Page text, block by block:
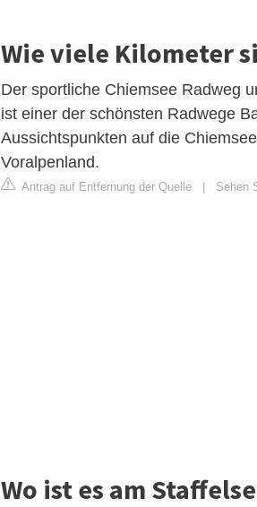
Wie viele Kilometer
Der sportliche Chiemsee Radweg
ist einer der schönsten Radwege
Aussichtspunkten auf die
Voralpenland.
Antrag auf Entfernung der Quelle Sehen
Wo ist es am